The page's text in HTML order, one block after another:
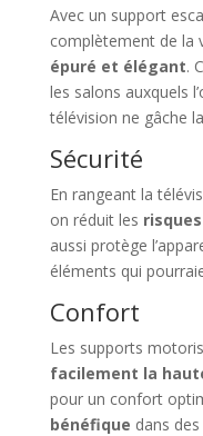
Avec un support
complètement de la
épuré et élégant.
les salons auxquels
télévision ne gâche
Sécurité
En rangeant la
on réduit les
aussi protège
éléments qui
Confort
Les supports
facilement la
pour un confort
bénéfique dans